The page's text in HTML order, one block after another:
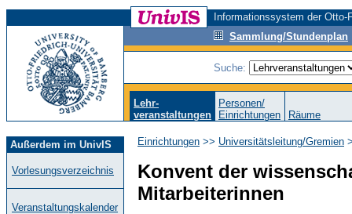
Informationssystem der
Sammlung/Stundenplan
Suche:
Lehr-
veranstaltungen
Personen/
Einrichtungen
Räume
Außerdem im UnivIS
Vorlesungsverzeichnis
Veranstaltungskalender
Einrichtungen >> Universitätsleitung/Gremien
Konvent der
Mitarbeiterinnen